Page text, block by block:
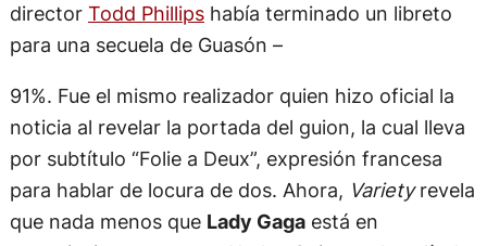
director Todd Phillipshabía terminado un libreto
para una secuela de Guasón –
91%. Fue el mismo realizador quien hizo oficial la
noticia al revelar la portada del guion, la cual lleva
por subtítulo “Folie a Deux”, expresión francesa
para hablar de locura de dos. Ahora, Varietyrevela
que nada menos que Lady Gagaestá en